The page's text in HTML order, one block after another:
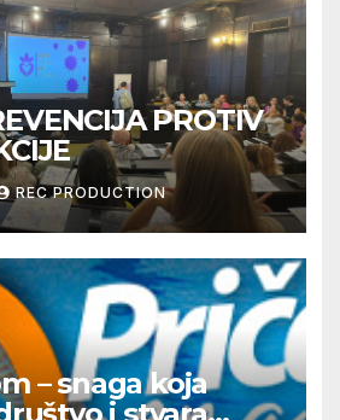
PROTIV
REC PRODUCTION
– snaga koja